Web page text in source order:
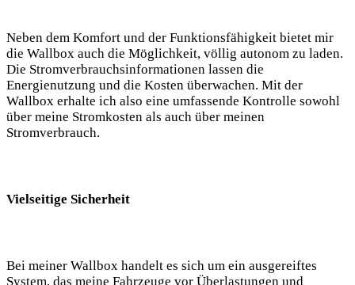
Neben dem Komfort und der Funktionsfähigkeit bietet mir
die Wallbox auch die Möglichkeit, völlig autonom zu laden.
Die Stromverbrauchsinformationen lassen die
Energienutzung und die Kosten überwachen. Mit der
Wallbox erhalte ich also eine umfassende Kontrolle sowohl
über meine Stromkosten als auch über meinen
Stromverbrauch.
Vielseitige Sicherheit
Bei meiner Wallbox handelt es sich um ein ausgereiftes
System, das meine Fahrzeuge vor Überlastungen und